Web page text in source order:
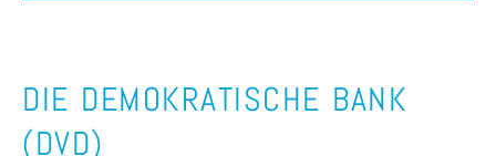
DIE DEMOKRATISCHE BANK
(DVD)